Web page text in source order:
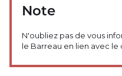
Note
N'oubliez pas de vous
le Barreau en lien avec le